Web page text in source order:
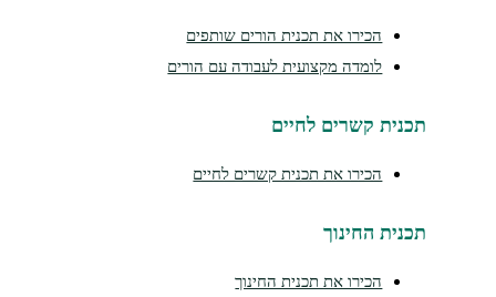
הכירו את תכנית הורים שותפים
לומדה מקצועית לעבודה עם הורים
תכנית קשרים לחיים
הכירו את תכנית קשרים לחיים
תכנית החינוך
הכירו את תכנית החינוך